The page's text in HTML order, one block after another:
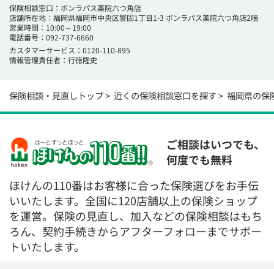
保険相談窓口：ボンラパス薬院六つ角店
店舗所在地：福岡県福岡市中央区警固1丁目1-3 ボンラパス薬院六つ角店2階
営業時間：10:00～19:00
電話番号：092-737-6660
カスタマーサービス：0120-110-895
情報管理責任者：行徳隆史
保険相談・見直しトップ 近くの保険相談窓口を探す 福岡県の保
ご相談はいつでも、
何度でも無料
ほけんの110番はお客様に合った保険選びをお手伝
いいたします。全国に120店舗以上の保険ショップ
を運営。保険の見直し、加入などの保険相談はもち
ろん、契約手続きからアフターフォローまでサポー
トいたします。